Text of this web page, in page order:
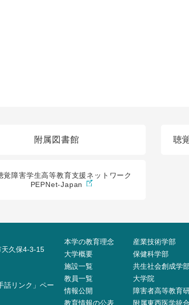
附属図書館 聴
覚障害学生高等教育支援ネットワーク
PEPNet-Japan
久保4-3-15
話リンク」ペー
本学の教育理念
大学概要
施設⼀覧
教員⼀覧
情報公開
教育情報の公表
産業技術学部
保健科学部
共生社会創成学
大学院
障害者高等教育
附属東西医学統